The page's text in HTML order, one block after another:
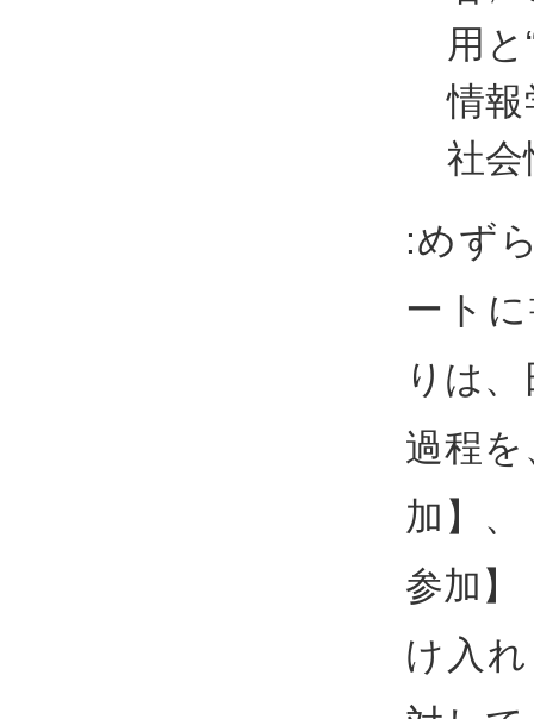
用
情
社
:めず
ート
りは
過程
加】
参加】
け入